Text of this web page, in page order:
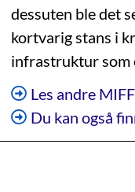
dessuten ble det
kortvarig stans i
infrastruktur som
Les andre
Du kan også